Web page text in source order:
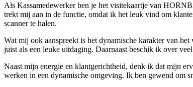
Als Kassamedewerker ben je het visitekaartje van
trekt mij aan in de functie, omdat ik het leuk vind om
scanner te halen.
Wat mij ook aanspreekt is het dynamische karakter van
juist als een leuke uitdaging. Daarnaast beschik ik over
Naast mijn energie en klantgerichtheid, denk ik dat mijn
werken in een dynamische omgeving. Ik ben gewend om